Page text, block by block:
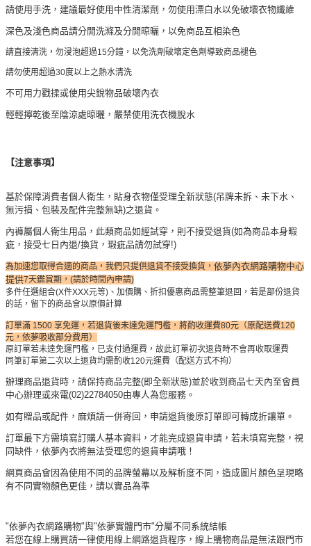
請使用手洗，建議最好使用中性清潔劑，勿使用漂白水以免破壞衣物纖維
深色及淺色商品請分開洗滌及分開晾曬，以免商品互相染色
請直接清洗，勿浸泡超過15分鐘，以免洗劑破壞定色劑導致商品褪色
請勿使用超過30度以上之熱水清洗
不可用力戳揉或使用尖銳物品破壞內衣
輕輕擰乾後至陰涼處晾曬，嚴禁使用洗衣機脫水
【注意事項】
基於保障消費者個人衛生，貼身衣物僅受理全新狀態(吊牌未拆、未下水、
無污損、包裝及配件完整無缺)之退貨。
內褲屬個人衛生用品，此類商品如經試穿，則不接受退貨(如為商品本身暇
疵，接受七日內退/換貨，瑕疵品請勿試穿!)
為加速您取得合適的商品，我們只提供退貨不接受換貨， 依夢內衣網路購物中心
提供7天鑑賞期，(請於時間內申請)
多件任選組合(X件XXX元等)、加價購、折扣優惠商品需整筆退回，若是部份退貨
的話，留下的商品會以原價計算
訂單滿 1500 享免運，若退貨後未達免運門檻，將酌收運費80元（原配送費120
元，依夢吸收部分費用）
原訂單若未達免運門檻，已支付過運費，故此訂單初次退貨時不會再收取運費
同筆訂單第二次以上退貨均需酌收120元運費（配送方式不拘）
辦理商品退貨時，請保持商品完整(即全新狀態)並於收到商品七天內至會員
中心辦理或來電(02)22784050由專人為您服務。
如有贈品或配件，麻煩請一併寄回，申請退貨後原訂單即可轉成折讓單。
訂單最下方需填寫訂購人基本資料，才能完成退貨申請，若未填寫完整，視
同缺件，依夢內衣將無法受理您的退貨申請哦！
網頁商品會因為使用不同的品牌螢幕以及解析度不同，造成圖片顏色呈現略
有不同實物顏色更佳，請以實品為準
"依夢內衣網路購物"與"依夢實體門市"分屬不同系統結帳
若您在線上購買請一律使用線上網路退貨程序，線上購物商品是無法跟門市